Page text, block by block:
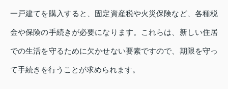
一戸建てを購入すると、固定資産税や火災保険など、各種税
金や保険の手続きが必要になります。これらは、新しい住居
での生活を守るために欠かせない要素ですので、期限を守っ
て手続きを行うことが求められます。